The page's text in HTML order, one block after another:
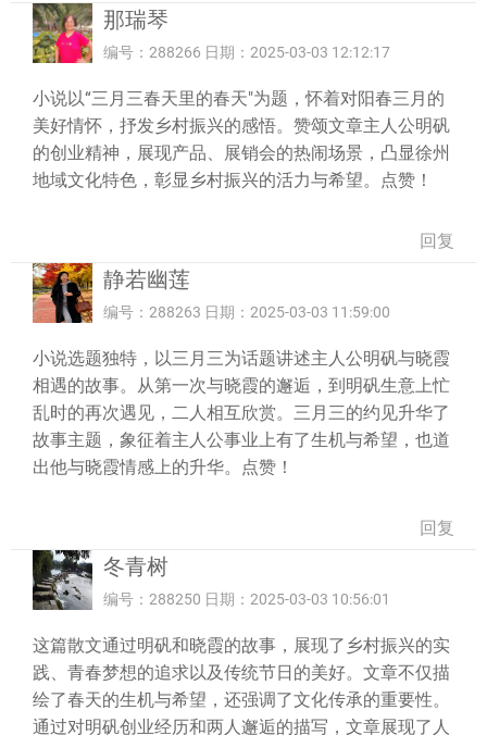
那瑞琴
编号：288266 日期：2025-03-03 12:12:17
小说以“三月三春天里的春天″为题，怀着对阳春三月的
美好情怀，抒发乡村振兴的感悟。赞颂文章主人公明矾
的创业精神，展现产品、展销会的热闹场景，凸显徐州
地域文化特色，彰显乡村振兴的活力与希望。点赞！
回复
静若幽莲
编号：288263 日期：2025-03-03 11:59:00
小说选题独特，以三月三为话题讲述主人公明矾与晓霞
相遇的故事。从第一次与晓霞的邂逅，到明矾生意上忙
乱时的再次遇见，二人相互欣赏。三月三的约见升华了
故事主题，象征着主人公事业上有了生机与希望，也道
出他与晓霞情感上的升华。点赞！
回复
冬青树
编号：288250 日期：2025-03-03 10:56:01
这篇散文通过明矾和晓霞的故事，展现了乡村振兴的实
践、青春梦想的追求以及传统节日的美好。文章不仅描
绘了春天的生机与希望，还强调了文化传承的重要性。
通过对明矾创业经历和两人邂逅的描写，文章展现了人